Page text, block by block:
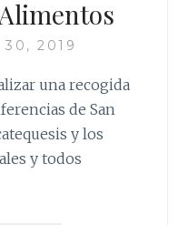
30, 2019
una recogida
de San
y los
y todos